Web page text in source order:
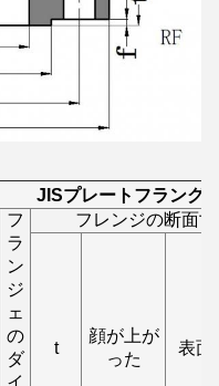
JISプレートフラング
フ
ラ
ン
ジ
ェ
の
ダ
イ
フレンジの断面
t
顔が上が
った
表面